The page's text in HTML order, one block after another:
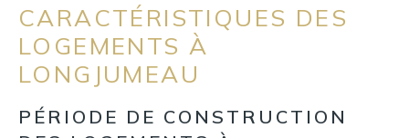
CARACTÉRISTIQUES DES
LOGEMENTS À
LONGJUMEAU
PÉRIODE DE CONSTRUCTION